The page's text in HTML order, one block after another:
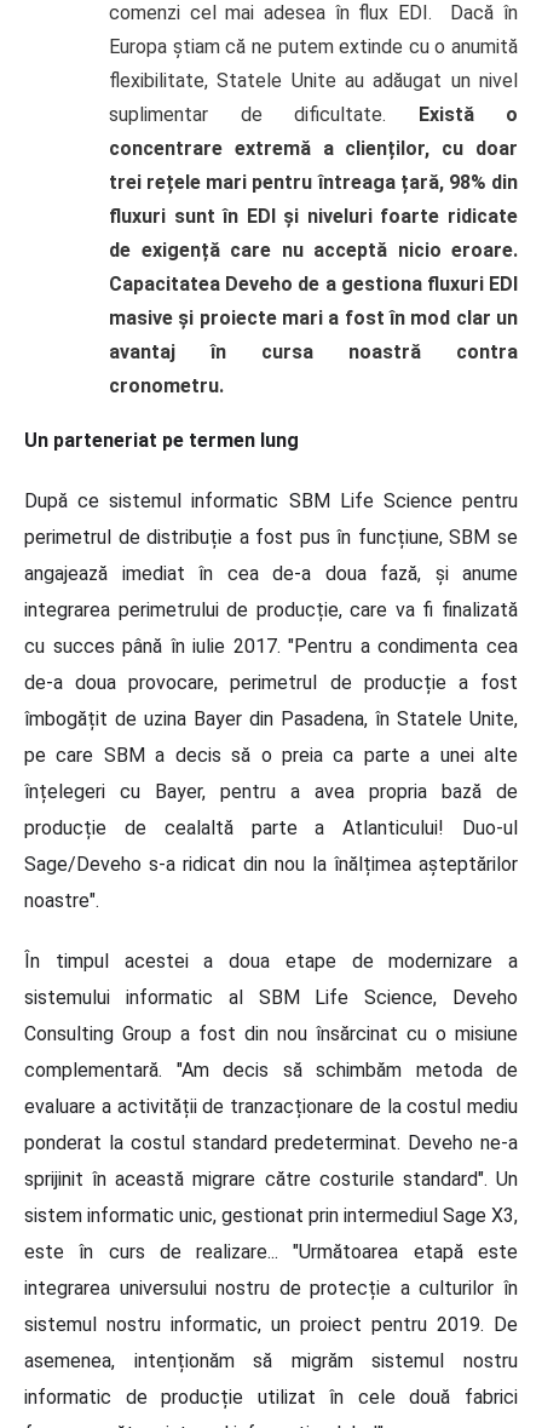
comenzi cel mai adesea în flux EDI. Dacă în
Europa știam că ne putem extinde cu o anumită
flexibilitate, Statele Unite au adăugat un nivel
suplimentar de dificultate. Există o
concentrare extremă a clienților, cu doar
trei rețele mari pentru întreaga țară, 98% din
fluxuri sunt în EDI și niveluri foarte ridicate
de exigență care nu acceptă nicio eroare.
Capacitatea Deveho de a gestiona fluxuri EDI
masive și proiecte mari a fost în mod clar un
avantaj în cursa noastră contra
cronometru.
Un parteneriat pe termen lung
După ce sistemul informatic SBM Life Science pentru
perimetrul de distribuție a fost pus în funcțiune, SBM se
angajează imediat în cea de-a doua fază, și anume
integrarea perimetrului de producție, care va fi finalizată
cu succes până în iulie 2017. "Pentru a condimenta cea
de-a doua provocare, perimetrul de producție a fost
îmbogățit de uzina Bayer din Pasadena, în Statele Unite,
pe care SBM a decis să o preia ca parte a unei alte
înțelegeri cu Bayer, pentru a avea propria bază de
producție de cealaltă parte a Atlanticului! Duo-ul
Sage/Deveho s-a ridicat din nou la înălțimea așteptărilor
noastre".
În timpul acestei a doua etape de modernizare a
sistemului informatic al SBM Life Science, Deveho
Consulting Group a fost din nou însărcinat cu o misiune
complementară. "Am decis să schimbăm metoda de
evaluare a activității de tranzacționare de la costul mediu
ponderat la costul standard predeterminat. Deveho ne-a
sprijinit în această migrare către costurile standard". Un
sistem informatic unic, gestionat prin intermediul Sage X3,
este în curs de realizare... "Următoarea etapă este
integrarea universului nostru de protecție a culturilor în
sistemul nostru informatic, un proiect pentru 2019. De
asemenea, intenționăm să migrăm sistemul nostru
informatic de producție utilizat în cele două fabrici